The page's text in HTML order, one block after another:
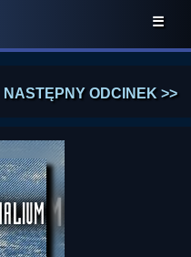
☰
NASTĘPNY ODCINEK >>